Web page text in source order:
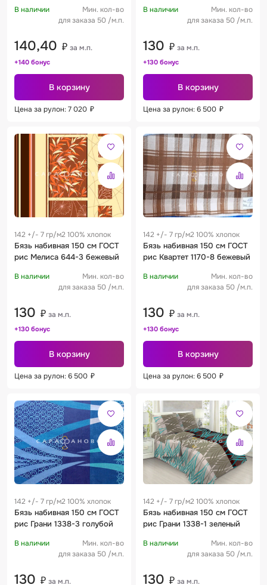
В наличии
Мин. кол-во
для заказа 50 /м.п.
140,40 ₽ за м.п.
+140 бонус
В корзину
Цена за рулон: 7 020 ₽
В наличии
Мин. кол-во
для заказа 50 /м.п.
130 ₽ за м.п.
+130 бонус
В корзину
Цена за рулон: 6 500 ₽
142 +/- 7 гр/м2 100% хлопок
Бязь набивная 150 см ГОСТ
рис Мелиса 644-3 бежевый
В наличии
Мин. кол-во
для заказа 50 /м.п.
130 ₽ за м.п.
+130 бонус
В корзину
Цена за рулон: 6 500 ₽
142 +/- 7 гр/м2 100% хлопок
Бязь набивная 150 см ГОСТ
рис Квартет 1170-8 бежевый
В наличии
Мин. кол-во
для заказа 50 /м.п.
130 ₽ за м.п.
+130 бонус
В корзину
Цена за рулон: 6 500 ₽
142 +/- 7 гр/м2 100% хлопок
Бязь набивная 150 см ГОСТ
рис Грани 1338-3 голубой
В наличии
Мин. кол-во
для заказа 50 /м.п.
130 ₽ за м.п.
142 +/- 7 гр/м2 100% хлопок
Бязь набивная 150 см ГОСТ
рис Грани 1338-1 зеленый
В наличии
Мин. кол-во
для заказа 50 /м.п.
130 ₽ за м.п.